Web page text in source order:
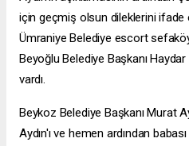
için geçmiş olsun dileklerini ifade
Ümraniye Belediye escort
Beyoğlu Belediye Başkanı Haydar
vardı.
Beykoz Belediye Başkanı Murat
Aydın'ı ve hemen ardından